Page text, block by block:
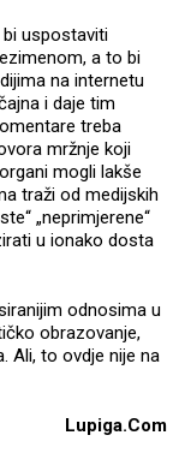
uspostaviti
a to bi
na internetu
i daje tim
treba
mržnje koji
mogli lakše
traži od medijskih
„neprimjerene“
u ionako dosta
odnosima u
obrazovanje,
Ali, to ovdje nije na
Lupiga.Com